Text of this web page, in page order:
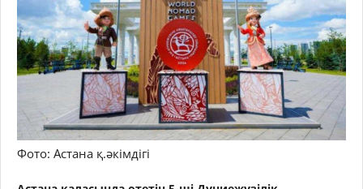
Фото: Астана қ.әкімдігі